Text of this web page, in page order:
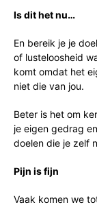
Is dit het nu…
En bereik je je
of lusteloosheid
komt omdat het
niet die van jou.
Beter is het om
je eigen gedrag
doelen die je zelf
Pijn is fijn
Vaak komen we